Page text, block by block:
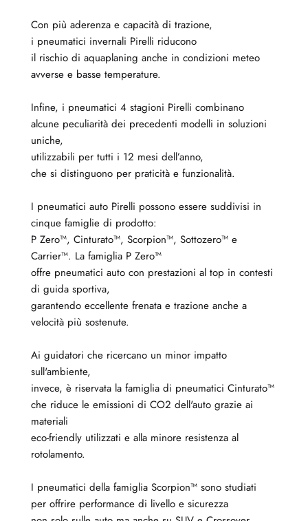
Con più aderenza e capacità di trazione,
i pneumatici invernali Pirelli riducono
il rischio di aquaplaning anche in condizioni meteo
avverse e basse temperature.
Infine, i pneumatici 4 stagioni Pirelli combinano
alcune peculiarità dei precedenti modelli in soluzioni
uniche,
utilizzabili per tutti i 12 mesi dell’anno,
che si distinguono per praticità e funzionalità.
I pneumatici auto Pirelli possono essere suddivisi in
cinque famiglie di prodotto:
P Zero™, Cinturato™, Scorpion™, Sottozero™ e
Carrier™. La famiglia P Zero™
offre pneumatici auto con prestazioni al top in contesti
di guida sportiva,
garantendo eccellente frenata e trazione anche a
velocità più sostenute.
Ai guidatori che ricercano un minor impatto
sull'ambiente,
invece, è riservata la famiglia di pneumatici Cinturato™
che riduce le emissioni di CO2 dell'auto grazie ai
materiali
eco-friendly utilizzati e alla minore resistenza al
rotolamento.
I pneumatici della famiglia Scorpion™ sono studiati
per offrire performance di livello e sicurezza